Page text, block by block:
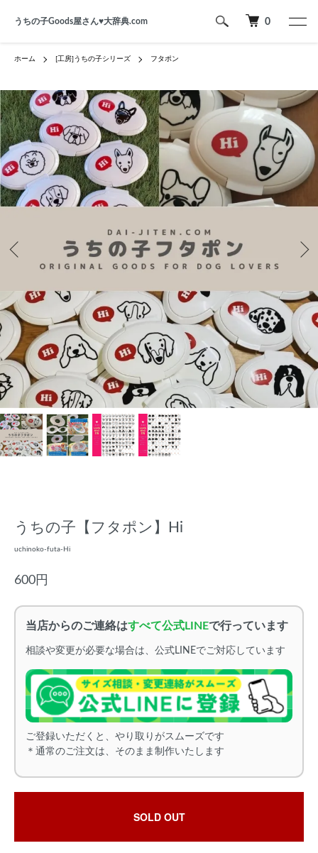
うちの子Goods屋さん♥︎大辞典.com 0
ホーム [工房]うちの子シリーズ フタポン
うちの子【フタポン】Hi
uchinoko-futa-Hi
600円
当店からのご連絡はすべて公式LINEで行っています
相談や変更が必要な場合は、公式LINEでご対応しています
ご登録いただくと、やり取りがスムーズです
＊通常のご注文は、そのまま制作いたします
SOLD OUT